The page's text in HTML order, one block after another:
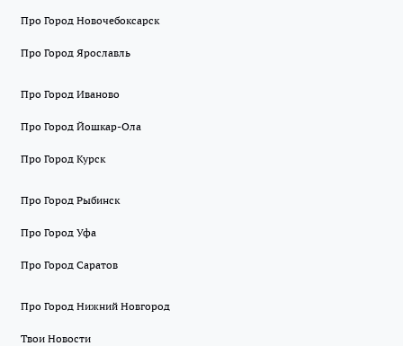
Про Город Новочебоксарск
Про Город Ярославль
Про Город Иваново
Про Город Йошкар-Ола
Про Город Курск
Про Город Рыбинск
Про Город Уфа
Про Город Саратов
Про Город Нижний Новгород
Твои Новости